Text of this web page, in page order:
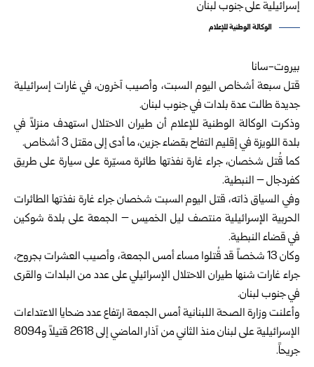
الوكالة الوطنية للإعلام
بيروت-سانا
قتل سبعة أشخاص اليوم السبت، وأصيب آخرون، في غارات إسرائيلية
جديدة طالت عدة بلدات في جنوب لبنان.
وذكرت الوكالة الوطنية للإعلام أن طيران الاحتلال استهدف منزلاً في
بلدة اللويزة في إقليم التفاح بقضاء جزين، ما أدى إلى مقتل 3 أشخاص.
كما قُتل شخصان، جراء غارة نفذتها طائرة مسيّرة على سيارة على طريق
كفردجال – النبطية.
وفي السياق ذاته، قتل اليوم السبت شخصان جراء غارة نفذتها الطائرات
الحربية الإسرائيلية منتصف ليل الخميس – الجمعة على بلدة شوكين
في قضاء النبطية.
وكان 13 شخصاً قد قُتلوا مساء أمس الجمعة، وأصيب العشرات بجروح،
جراء غارات شنها طيران الاحتلال الإسرائيلي على عدد من البلدات والقرى
في جنوب لبنان.
وأعلنت وزارة الصحة اللبنانية أمس الجمعة ارتفاع عدد ضحايا الاعتداءات
الإسرائيلية على لبنان منذ الثاني من آذار الماضي إلى 2618 قتيلاً و8094
جريحاً.